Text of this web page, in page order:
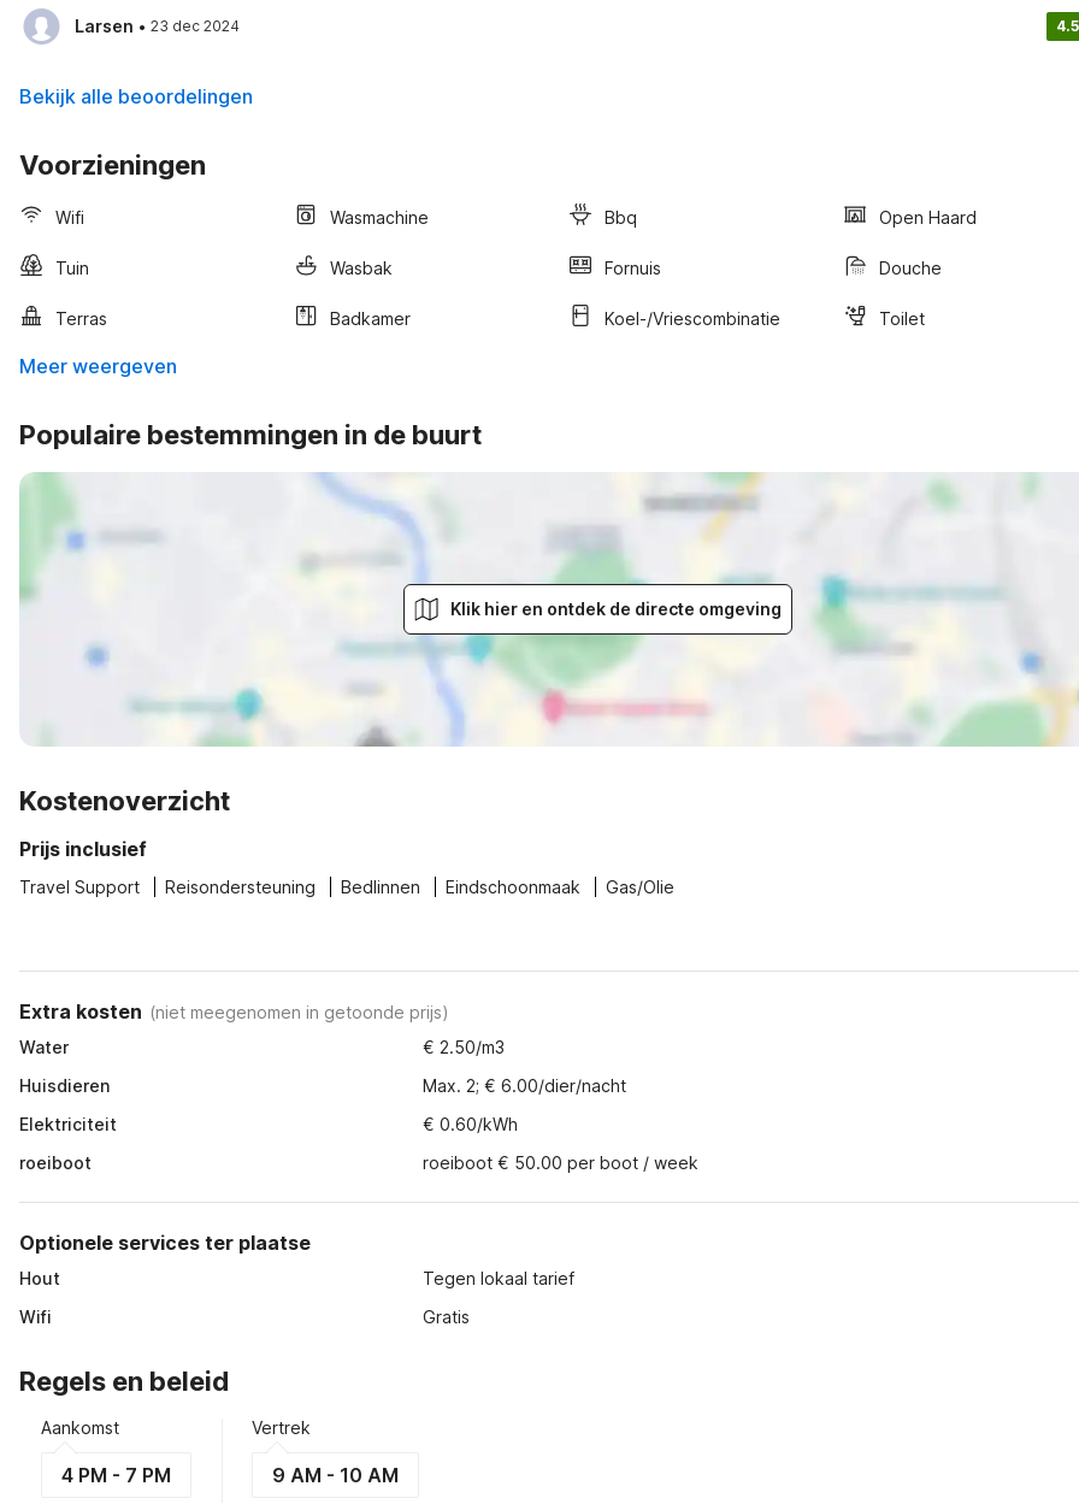
Larsen · 23 dec 2024 4.5
Bekijk alle beoordelingen
Voorzieningen
Wifi Wasmachine Bbq Open Haard
Tuin Wasbak Fornuis Douche
Terras Badkamer Koel-/vriescombinatie Toilet
Meer weergeven
Populaire bestemmingen in de buurt
Klik hier en ontdek de directe omgeving
Kostenoverzicht
Prijs inclusief
Travel Support Reisondersteuning Bedlinnen Eindschoonmaak Gas/Olie
Extra kosten (niet meegenomen in getoonde prijs)
Water
€ 2.50/m3
Huisdieren
Max. 2; € 6.00/dier/nacht
Elektriciteit
€ 0.60/kWh
roeiboot
roeiboot € 50.00 per boot / week
Optionele services ter plaatse
Hout
Tegen lokaal tarief
Wifi
Gratis
Regels en beleid
Aankomst
4 PM - 7 PM
Vertrek
9 AM - 10 AM